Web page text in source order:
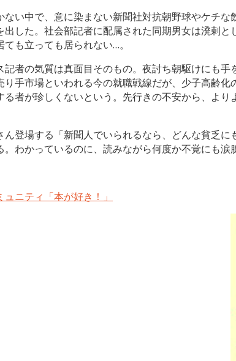
い中で、意に染まない新聞社対抗朝野球やケチ
した。社会部記者に配属された同期男女は溌剌
も立っても居られない…。
者の気質は真面目そのもの。夜討ち朝駆けにも
手市場といわれる今の就職戦線だが、少子高齢
者が珍しくないという。先行きの不安から、よ
ん登場する「新聞人でいられるなら、どんな貧乏
わかっているのに、読みながら何度か不覚にも涙
ニティ「本が好き！」